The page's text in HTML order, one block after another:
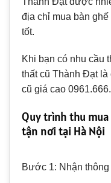
địa chỉ mua bàn
tốt.
Khi bạn có nhu cầu
thất cũ Thành Đạt là
cũ giá cao
Quy trình thu
tận nơi tại Hà Nội
Bước 1: Nhận